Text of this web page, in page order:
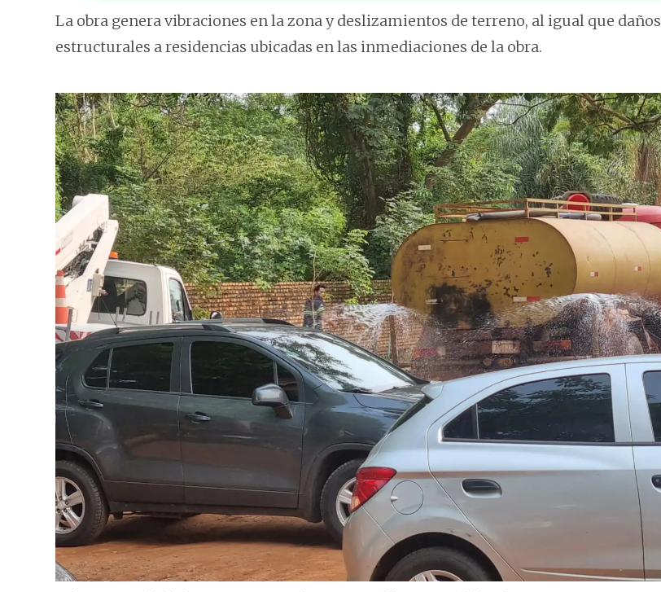
La obra genera vibraciones en la zona y deslizamientos de terreno, al igual que daños
estructurales a residencias ubicadas en las inmediaciones de la obra.